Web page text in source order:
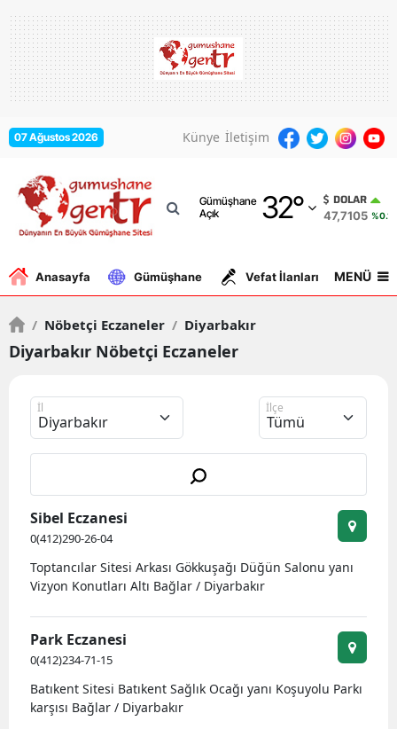
07 Ağustos 2026 Künye İletişim
Gümüşhane
Açık
32°
Adana
Adıyaman
Afyonkarahisar
Amasya
Antalya
Aydın
Bingöl
Burdur
Bursa
DOLAR
47,7105 %0.17
Anasayfa Gümüşhane Vefat İlanları MENÜ
/ Nöbetçi Eczaneler / Diyarbakır
Diyarbakır Nöbetçi Eczaneler
İl İlçe
Sibel Eczanesi
0(412)290-26-04
Toptancılar Sitesi Arkası Gökkuşağı Düğün Salonu yanı
Vizyon Konutları Altı Bağlar / Diyarbakır
Park Eczanesi
0(412)234-71-15
Batıkent Sitesi Batıkent Sağlık Ocağı yanı Koşuyolu Parkı
karşısı Bağlar / Diyarbakır